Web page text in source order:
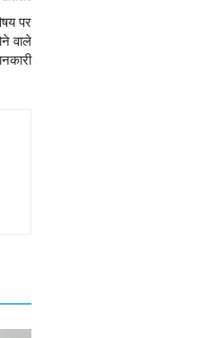
पर
वाले